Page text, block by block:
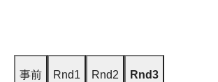
事前 Rnd1 Rnd2 Rnd3